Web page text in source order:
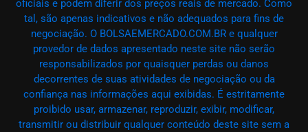
oficiais e podem diferir dos preços reais de mercado. Como
tal, são apenas indicativos e não adequados para fins de
negociação. O BOLSAEMERCADO.COM.BR e qualquer
provedor de dados apresentado neste site não serão
responsabilizados por quaisquer perdas ou danos
decorrentes de suas atividades de negociação ou da
confiança nas informações aqui exibidas. É estritamente
proibido usar, armazenar, reproduzir, exibir, modificar,
transmitir ou distribuir qualquer conteúdo deste site sem a